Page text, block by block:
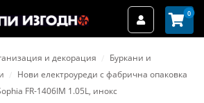
Вход / 0
и декорация
Буркани и
Нови електроуреди с фабрична опаковка
FR-1406IM 1.05L, инокс